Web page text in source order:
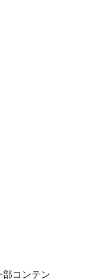
部コンテン